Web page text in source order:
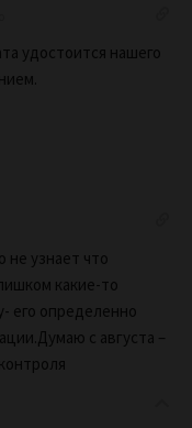
удостоится нашего
узнает что
какие-то
его определенно
с августа –